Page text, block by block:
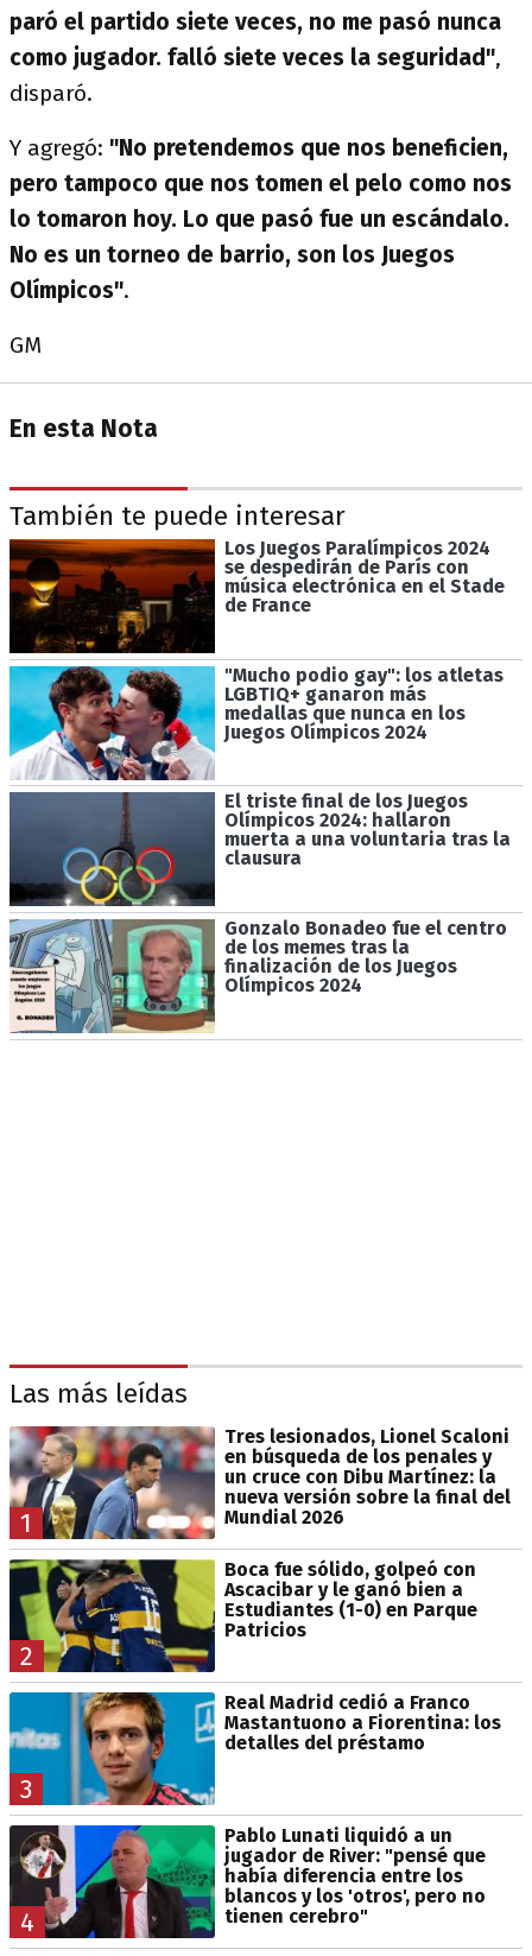
paró el partido siete veces, no me pasó nunca
como jugador. falló siete veces la seguridad",
disparó.
Y agregó: "No pretendemos que nos beneficien,
pero tampoco que nos tomen el pelo como nos
lo tomaron hoy. Lo que pasó fue un escándalo.
No es un torneo de barrio, son los Juegos
Olímpicos".
GM
En esta Nota
También te puede interesar
Los Juegos Paralímpicos 2024
se despedirán de París con
música electrónica en el Stade
de France
"Mucho podio gay": los atletas
LGBTIQ+ ganaron más
medallas que nunca en los
Juegos Olímpicos 2024
El triste final de los Juegos
Olímpicos 2024: hallaron
muerta a una voluntaria tras la
clausura
Gonzalo Bonadeo fue el centro
de los memes tras la
finalización de los Juegos
Olímpicos 2024
Las más leídas
1
Tres lesionados, Lionel Scaloni
en búsqueda de los penales y
un cruce con Dibu Martínez: la
nueva versión sobre la final del
Mundial 2026
2
Boca fue sólido, golpeó con
Ascacibar y le ganó bien a
Estudiantes (1-0) en Parque
Patricios
3
Real Madrid cedió a Franco
Mastantuono a Fiorentina: los
detalles del préstamo
4
Pablo Lunati liquidó a un
jugador de River: "pensé que
había diferencia entre los
blancos y los 'otros', pero no
tienen cerebro"